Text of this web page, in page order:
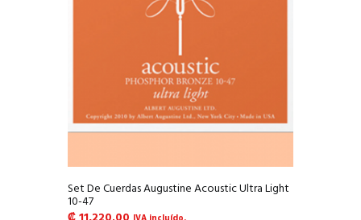
Set De Cuerdas Augustine Acoustic Ultra Light
10-47